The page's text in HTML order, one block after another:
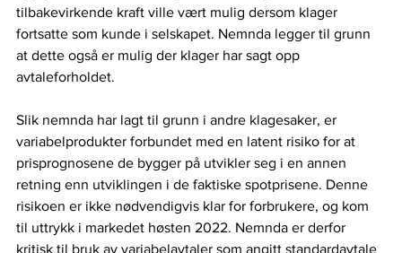
tilbakevirkende kraft ville vært mulig dersom klager
fortsatte som kunde i selskapet. Nemnda legger til grunn
at dette også er mulig der klager har sagt opp
avtaleforholdet.
Slik nemnda har lagt til grunn i andre klagesaker, er
variabelprodukter forbundet med en latent risiko for at
prisprognosene de bygger på utvikler seg i en annen
retning enn utviklingen i de faktiske spotprisene. Denne
risikoen er ikke nødvendigvis klar for forbrukere, og kom
til uttrykk i markedet høsten 2022. Nemnda er derfor
kritisk til bruk av variabelavtaler som angitt standardavtale